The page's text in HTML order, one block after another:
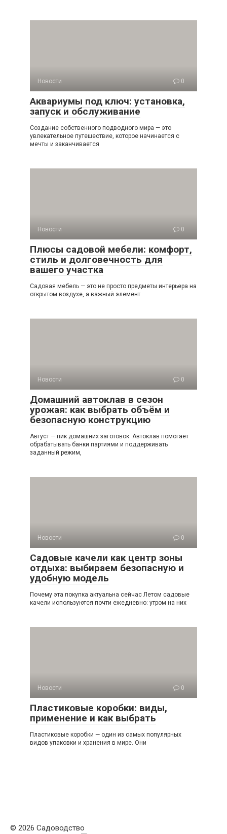
Новости 0
Аквариумы под ключ: установка,
запуск и обслуживание
Создание собственного подводного мира — это
увлекательное путешествие, которое начинается с
мечты и заканчивается
Новости 0
Плюсы садовой мебели: комфорт,
стиль и долговечность для
вашего участка
Садовая мебель — это не просто предметы интерьера на
открытом воздухе, а важный элемент
Новости 0
Домашний автоклав в сезон
урожая: как выбрать объём и
безопасную конструкцию
Август — пик домашних заготовок. Автоклав помогает
обрабатывать банки партиями и поддерживать
заданный режим,
Новости 0
Садовые качели как центр зоны
отдыха: выбираем безопасную и
удобную модель
Почему эта покупка актуальна сейчас Летом садовые
качели используются почти ежедневно: утром на них
Новости 0
Пластиковые коробки: виды,
применение и как выбрать
Пластиковые коробки — один из самых популярных
видов упаковки и хранения в мире. Они
© 2026 Садоводство